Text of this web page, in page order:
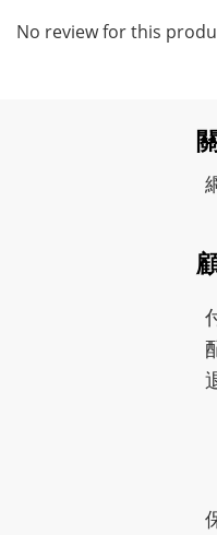
No review for this